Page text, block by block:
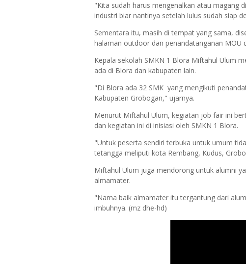
"Kita sudah harus mengenalkan atau magang
industri biar nantinya setelah lulus sudah siap
Sementara itu, masih di tempat yang sama,
halaman outdoor dan penandatanganan MOU
Kepala sekolah SMKN 1 Blora Miftahul Ulum
ada di Blora dan kabupaten lain.
"Di Blora ada 32 SMK yang mengikuti
Kabupaten Grobogan," ujarnya.
Menurut Miftahul Ulum, kegiatan job fair ini
dan kegiatan ini di inisiasi oleh SMKN 1 Blora.
"Untuk peserta sendiri terbuka untuk umum
tetangga meliputi kota Rembang, Kudus,
Miftahul Ulum juga mendorong untuk alumni
almamater.
"Nama baik almamater itu tergantung dari
imbuhnya. (mz dhe-hd)